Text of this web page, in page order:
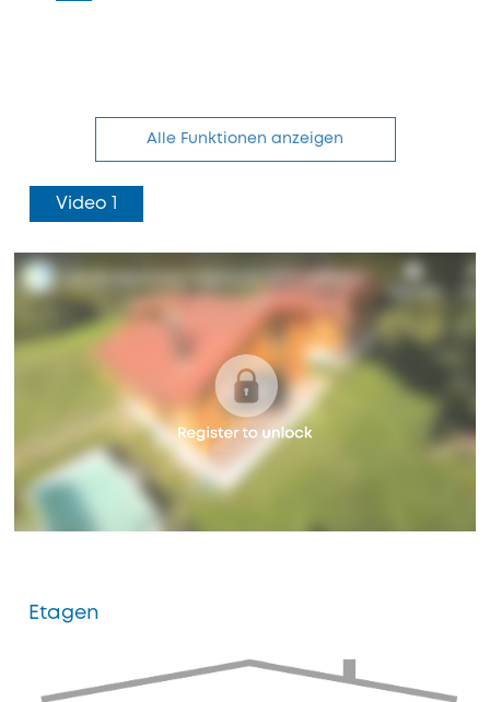
Alle Funktionen anzeigen
Video 1
Etagen